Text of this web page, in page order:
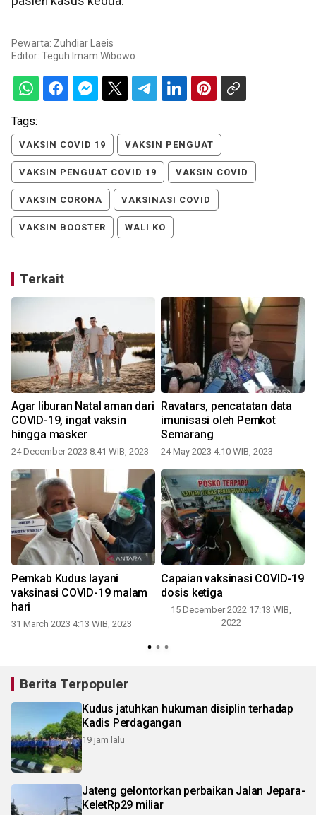
Pewarta: Zuhdiar Laeis
Editor: Teguh Imam Wibowo
Tags:
VAKSIN COVID 19 VAKSIN PENGUAT
VAKSIN PENGUAT COVID 19 VAKSIN COVID
VAKSIN CORONA VAKSINASI COVID
VAKSIN BOOSTER WALI KO
Terkait
Agar liburan Natal aman dari
COVID-19, ingat vaksin
hingga masker
24 December 2023 8:41 WIB, 2023
Ravatars, pencatatan data
imunisasi oleh Pemkot
Semarang
24 May 2023 4:10 WIB, 2023
Pemkab Kudus layani
vaksinasi COVID-19 malam
hari
31 March 2023 4:13 WIB, 2023
Capaian vaksinasi COVID-19
dosis ketiga
15 December 2022 17:13 WIB,
2022
Berita Terpopuler
Kudus jatuhkan hukuman disiplin terhadap
Kadis Perdagangan
19 jam lalu
Jateng gelontorkan perbaikan Jalan Jepara-
KeletRp29 miliar